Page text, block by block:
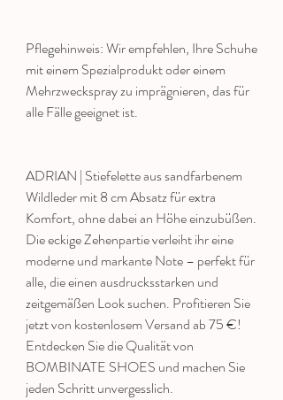
Pflegehinweis: Wir empfehlen, Ihre Schuhe
mit einem Spezialprodukt oder einem
Mehrzweckspray zu imprägnieren, das für
alle Fälle geeignet ist.
ADRIAN | Stiefelette aus sandfarbenem
Wildleder mit 8 cm Absatz für extra
Komfort, ohne dabei an Höhe einzubüßen.
Die eckige Zehenpartie verleiht ihr eine
moderne und markante Note – perfekt für
alle, die einen ausdrucksstarken und
zeitgemäßen Look suchen. Profitieren Sie
jetzt von kostenlosem Versand ab 75 €!
Entdecken Sie die Qualität von
BOMBINATE SHOES und machen Sie
jeden Schritt unvergesslich.